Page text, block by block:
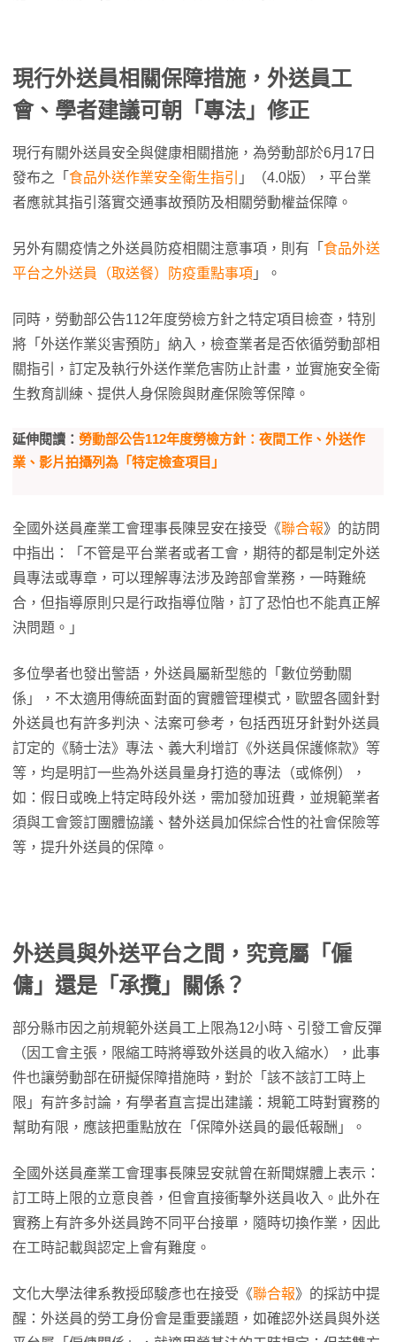
現行外送員相關保障措施，外送員工
會、學者建議可朝「專法」修正
現行有關外送員安全與健康相關措施，為勞動部於6月17日
發布之「 食品外送作業安全衛生指引
」（4.0版），平台業
者應就其指引落實交通事故預防及相關勞動權益保障。
另外有關疫情之外送員防疫相關注意事項，則有「 食品外送
平台之外送員（取送餐）防疫重點事項 」。
同時，勞動部公告112年度勞檢方針之特定項目檢查，特別
將「外送作業災害預防」納入，檢查業者是否依循勞動部相
關指引，訂定及執行外送作業危害防止計畫，並實施安全衛
生教育訓練、提供人身保險與財產保險等保障。
延伸閱讀： 勞動部公告112年度勞檢方針：夜間工作、外送作
業、影片拍攝列為「特定檢查項目」
全國外送員產業工會理事長陳昱安在接受《聯合報》的訪問
中指出：「不管是平台業者或者工會，期待的都是制定外送
員專法或專章，可以理解專法涉及跨部會業務，一時難統
合，但指導原則只是行政指導位階，訂了恐怕也不能真正解
決問題。」
多位學者也發出警語，外送員屬新型態的「數位勞動關
係」，不太適用傳統面對面的實體管理模式，歐盟各國針對
外送員也有許多判決、法案可參考，包括西班牙針對外送員
訂定的《騎士法》專法、義大利增訂《外送員保護條款》等
等，均是明訂一些為外送員量身打造的專法（或條例），
如：假日或晚上特定時段外送，需加發加班費，並規範業者
須與工會簽訂團體協議、替外送員加保綜合性的社會保險等
等，提升外送員的保障。
外送員與外送平台之間，究竟屬「僱
傭」還是「承攬」關係？
部分縣市因之前規範外送員工上限為12小時、引發工會反彈
（因工會主張，限縮工時將導致外送員的收入縮水），此事
件也讓勞動部在研擬保障措施時，對於「該不該訂工時上
限」有許多討論，有學者直言提出建議：規範工時對實務的
幫助有限，應該把重點放在「保障外送員的最低報酬」。
全國外送員產業工會理事長陳昱安就曾在新聞媒體上表示：
訂工時上限的立意良善，但會直接衝擊外送員收入。此外在
實務上有許多外送員跨不同平台接單，隨時切換作業，因此
在工時記載與認定上會有難度。
文化大學法律系教授邱駿彥也在接受《聯合報》的採訪中提
醒：外送員的勞工身份會是重要議題，如確認外送員與外送